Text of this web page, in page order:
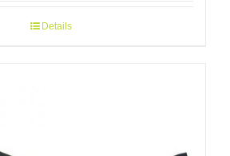
Details